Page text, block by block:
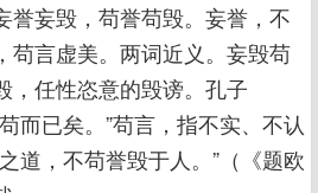
誉妄毁，苟誉苟毁。妄誉，不
苟言虚美。两词近义。妄毁苟
，任性恣意的毁谤。孔子
而已矣。”苟言，指不实、不认
道，不苟誉毁于人。”（《题欧